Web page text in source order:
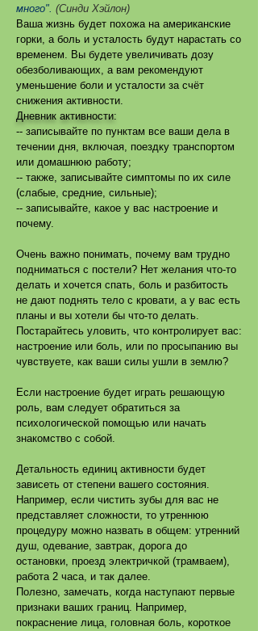
много". (Синди Хэйлон)
Ваша жизнь будет похожа на американские
горки, а боль и усталость будут нарастать со
временем. Вы будете увеличивать дозу
обезболивающих, а вам рекомендуют
уменьшение боли и усталости за счёт
снижения активности.
Дневник активности:
-- записывайте по пунктам все ваши дела в
течении дня, включая, поездку транспортом
или домашнюю работу;
-- также, записывайте симптомы по их силе
(слабые, средние, сильные);
-- записывайте, какое у вас настроение и
почему.
Очень важно понимать, почему вам трудно
подниматься с постели? Нет желания что-то
делать и хочется спать, боль и разбитость
не дают поднять тело с кровати, а у вас есть
планы и вы хотели бы что-то делать.
Постарайтесь уловить, что контролирует вас:
настроение или боль, или по просыпанию вы
чувствуете, как ваши силы ушли в землю?
Если настроение будет играть решающую
роль, вам следует обратиться за
психологической помощью или начать
знакомство с собой.
Детальность единиц активности будет
зависеть от степени вашего состояния.
Например, если чистить зубы для вас не
представляет сложности, то утреннюю
процедуру можно назвать в общем: утренний
душ, одевание, завтрак, дорога до
остановки, проезд электричкой (трамваем),
работа 2 часа, и так далее.
Полезно, замечать, когда наступают первые
признаки ваших границ. Например,
покраснение лица, головная боль, короткое